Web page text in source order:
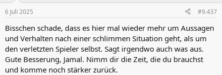
6 Juli 2025 #9.437
Bisschen schade, dass es hier mal wieder mehr um Aussagen
und Verhalten nach einer schlimmen Situation geht, als um
den verletzten Spieler selbst. Sagt irgendwo auch was aus.
Gute Besserung, Jamal. Nimm dir die Zeit, die du brauchst
und komme noch stärker zurück.